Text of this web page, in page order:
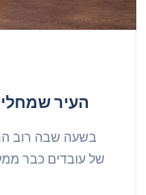
העיר
בשעה שבה רוב
של עובדים כבר